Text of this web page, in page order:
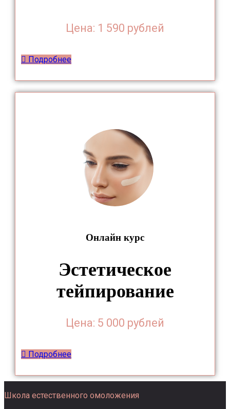
Цена: 1 590 рублей
Подробнее
Онлайн курс
Эстетическое
тейпирование
Цена: 5 000 рублей
Подробнее
Школа естественного омоложения